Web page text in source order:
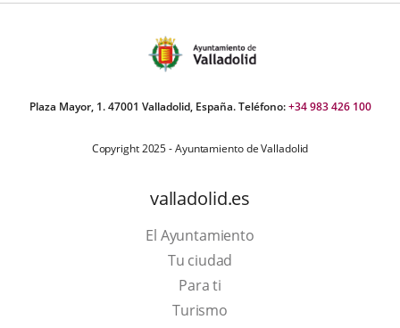
Plaza Mayor, 1. 47001 Valladolid, España. Teléfono:+34 983 426 100
Copyright 2025 - Ayuntamiento de Valladolid
valladolid.es
El Ayuntamiento
Tu ciudad
Para ti
TurismoThis